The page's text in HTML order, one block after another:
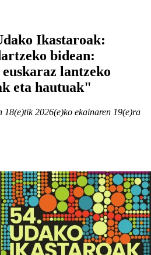
Ikastaroak:
bidean:
lantzeko
eta hautuak"
18(e)tik 2026(e)ko ekainaren 19(e)ra